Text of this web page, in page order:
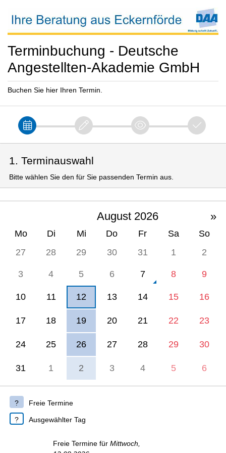
Terminbuchung - Deutsche
Angestellten-Akademie GmbH
Buchen Sie hier Ihren Termin.
1. Terminauswahl
Bitte wählen Sie den für Sie passenden Termin aus.
August 2026 »
Mo Di Mi Do Fr Sa
So
27
28 29 30 31 1 2
3 4 5 6 7 8 9
10 11 12 13 14 15 16
17 18 19 20 21 22 23
24 25 26 27 28 29 30
31 1 2 3 4 5 6
Freie Termine
Ausgewählter Tag
Freie Termine für Mittwoch,